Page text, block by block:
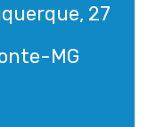
27